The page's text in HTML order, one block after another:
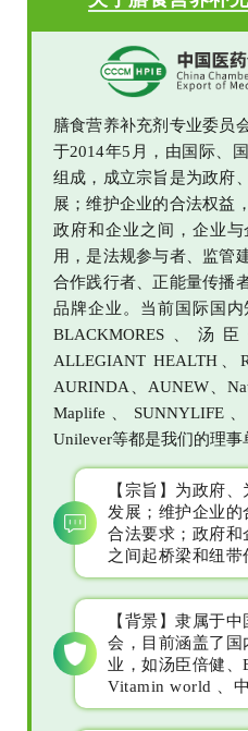
膳食营养补充剂专业委员
于2014年5月，由国际、
组成，成立宗旨是为政府
展；维护企业的合法权益
政府和企业之间，企业
用，是法规参与者、监管
合作践行者、正能量传播
品牌企业。当前国际国
BLACKMORES、汤
ALLEGIANT HEALTH、
AURINDA、AUNEW、
Maplife、SUNNYLIFE
Unilever等都是我们的理事
【宗旨】为政府
发展；维护企业
合法要求；政府
之间起桥梁和纽带
【背景】隶属于
会，目前涵盖了国
业，如汤臣倍健、
Vitamin world 、